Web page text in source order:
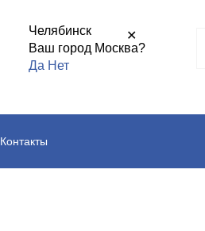
Челябинск
✕
Ваш город Москва?
Да Нет
Контакты